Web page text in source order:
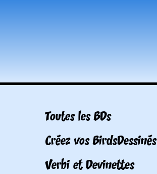
Toutes les BDs
Créez vos BirdsDessinés
Verbi et Devinettes